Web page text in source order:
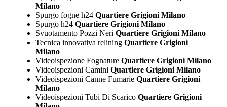
Milano
Spurgo fogne h24Quartiere Grigioni Milano
Spurgo h24Quartiere Grigioni Milano
Svuotamento Pozzi Neri Quartiere Grigioni Milano
Tecnica innovativa reliningQuartiere Grigioni
Milano
Videoispezione FognatureQuartiere Grigioni Milano
Videoispezioni Camini Quartiere Grigioni Milano
Videoispezioni Canne FumarieQuartiere Grigioni
Milano
Videoispezioni Tubi Di ScaricoQuartiere Grigioni